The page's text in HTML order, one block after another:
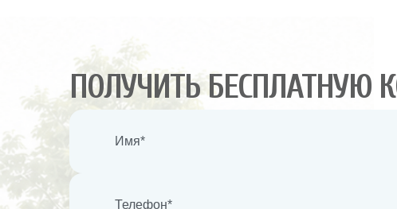
ПОЛУЧИТЬ БЕСПЛАТНУЮ